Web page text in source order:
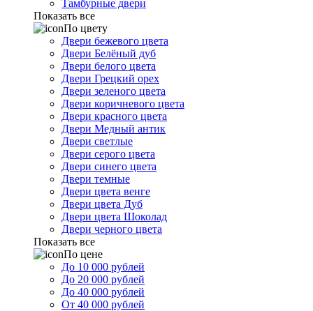
Тамбурные двери
Показать все
По цвету
Двери бежевого цвета
Двери Белёный дуб
Двери белого цвета
Двери Грецкий орех
Двери зеленого цвета
Двери коричневого цвета
Двери красного цвета
Двери Медный антик
Двери светлые
Двери серого цвета
Двери синего цвета
Двери темные
Двери цвета венге
Двери цвета Дуб
Двери цвета Шоколад
Двери черного цвета
Показать все
По цене
До 10 000 рублей
До 20 000 рублей
До 40 000 рублей
От 40 000 рублей